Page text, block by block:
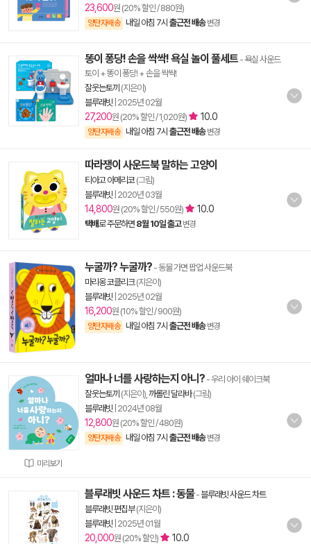
23,600원 (20% 할인 / 880원)
양탄자배송 내일 아침 7시 출근전 배송 변경
똥이 퐁당! 손을 싹싹! 욕실 놀이 풀세트 - 욕실 사운드
토이 + 똥이 퐁당! + 손을 싹싹!
잘웃는토끼 (지은이)
블루래빗 2025년 02월
27,200원 (20% 할인 / 1,020원) 10.0
양탄자배송 내일 아침 7시 출근전 배송 변경
따라쟁이 사운드북 말하는 고양이
티아고 아메리코(그림)
블루래빗 2020년 03월
14,800원 (20% 할인 / 550원) 10.0
택배로 주문하면 8월 10일 출고 변경
누굴까? 누굴까? - 동물 가면 팝업 사운드북
마리옹 코클리크(지은이)
블루래빗 2025년 02월
16,200원 (10% 할인 / 900원)
양탄자배송 내일 아침 7시 출근전 배송 변경
미리보기
얼마나 너를 사랑하는지 아니? - 우리 아이 쉐이크북
잘웃는토끼 (지은이), 까롤린 달라바(그림)
블루래빗 2024년 08월
12,800원 (20% 할인 / 480원)
양탄자배송 내일 아침 7시 출근전 배송 변경
블루래빗 사운드 차트 : 동물-블루래빗 사운드 차트
블루래빗 편집부(지은이)
블루래빗 2025년 01월
20,000원 (20% 할인) 10.0